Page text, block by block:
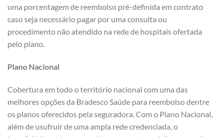
uma porcentagem de reembolso pré-definida em contrato
caso seja necessário pagar por uma consulta ou
procedimento não atendido na rede de hospitais ofertada
pelo plano.
Plano Nacional
Cobertura em todo o território nacional com uma das
melhores opções da Bradesco Saúde para reembolso dentre
os planos oferecidos pela seguradora. Com o Plano Nacional,
além de usufruir de uma ampla rede credenciada, o